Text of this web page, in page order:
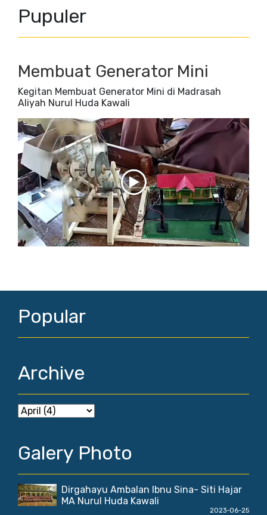
Pupuler
Membuat Generator Mini
Kegitan Membuat Generator Mini di Madrasah
Aliyah Nurul Huda Kawali
Popular
Archive
Galery Photo
Dirgahayu Ambalan Ibnu Sina- Siti Hajar
MA Nurul Huda Kawali
2023-06-25